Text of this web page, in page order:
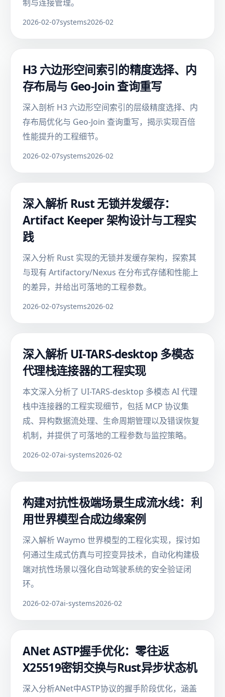
制与连接管理。
2026-02-07systems2026-02
H3 六边形空间索引的精度选择、内
存布局与 Geo-Join 查询重写
深入剖析 H3 六边形空间索引的层级精度选择、内
存布局优化与 Geo-Join 查询重写，揭示实现百倍
性能提升的工程细节。
2026-02-07systems2026-02
深入解析 Rust 无锁并发缓存：
Artifact Keeper 架构设计与工程实
践
深入分析 Rust 实现的无锁并发缓存架构，探索其
与现有 Artifactory/Nexus 在分布式存储和性能上
的差异，并给出可落地的工程参数。
2026-02-07systems2026-02
深入解析 UI-TARS-desktop 多模态
代理栈连接器的工程实现
本文深入分析了 UI-TARS-desktop 多模态 AI 代理
栈中连接器的工程实现细节，包括 MCP 协议集
成、异构数据流处理、生命周期管理以及错误恢复
机制，并提供了可落地的工程参数与监控策略。
2026-02-07ai-systems2026-02
构建对抗性极端场景生成流水线：利
用世界模型合成边缘案例
深入解析 Waymo 世界模型的工程化实现，探讨如
何通过生成式仿真与可控变异技术，自动化构建极
端对抗性场景以强化自动驾驶系统的安全验证闭
环。
2026-02-07ai-systems2026-02
ANet ASTP握手优化：零往返
X25519密钥交换与Rust异步状态机
深入分析ANet中ASTP协议的握手阶段优化，涵盖